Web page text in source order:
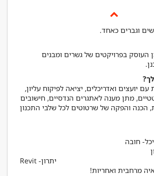
וגברים כאחד.
העוסק בפרויקטים של גשרים ומבנים
יועצים ואדריכלים, יציאה לפיקוח עליון,
מתן מענה לאתגרים הנדסיים, חישובים
הכנה והפקה של שרטוטים לכל שלבי התכנון
Revit -יתרון
מרחבית ואחריות!